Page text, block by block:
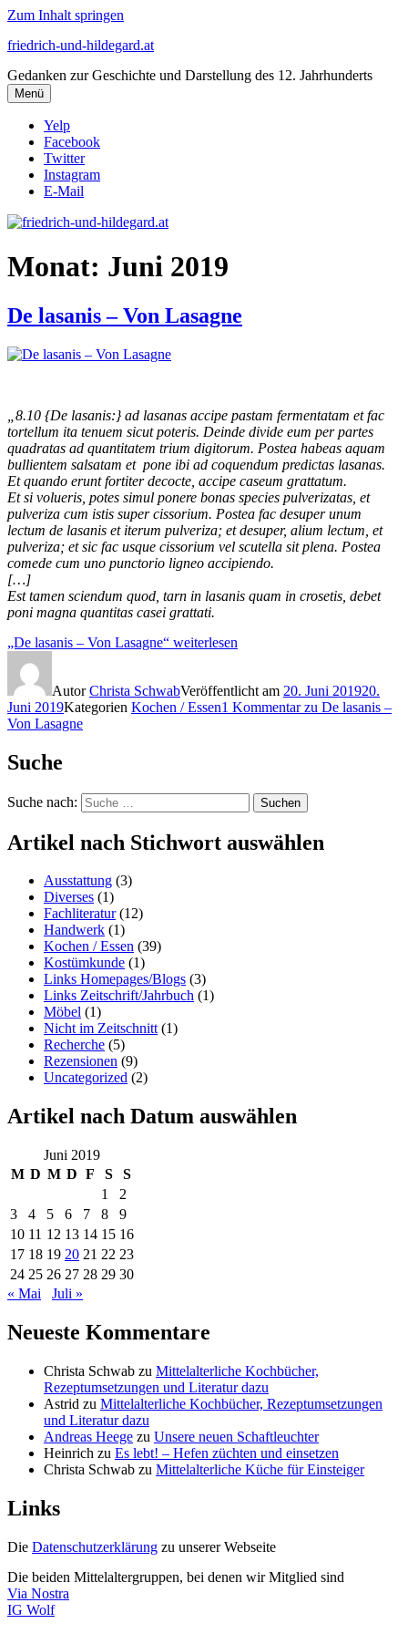
Zum Inhalt springen
friedrich-und-hildegard.at
Gedanken zur Geschichte und Darstellung des 12. Jahrhunderts
Menü
Yelp
Facebook
Twitter
Instagram
E-Mail
Monat: Juni 2019
De lasanis – Von Lasagne
„8.10 {De lasanis:} ad lasanas accipe pastam fermentatam et fac
tortellum ita tenuem sicut poteris. Deinde divide eum per partes
quadratas ad quantitatem trium digitorum. Postea habeas aquam
bullientem salsatam et pone ibi ad coquendum predictas lasanas.
Et quando erunt fortiter decocte, accipe caseum grattatum.
Et si volueris, potes simul ponere bonas species pulverizatas, et
pulveriza cum istis super cissorium. Postea fac desuper unum
lectum de lasanis et iterum pulveriza; et desuper, alium lectum, et
pulveriza; et sic fac usque cissorium vel scutella sit plena. Postea
comede cum uno punctorio ligneo accipiendo.
[…]
Est tamen sciendum quod, tarn in lasanis quam in crosetis, debet
poni magna quantitas casei grattati.
„De lasanis – Von Lasagne“ weiterlesen
AutorChrista SchwabVeröffentlicht am 20. Juni 201920.
Juni 2019Kategorien Kochen / Essen1 Kommentarzu De lasanis –
Von Lasagne
Suche
Suche nach: Suchen
Artikel nach Stichwort auswählen
Ausstattung (3)
Diverses (1)
Fachliteratur(12)
Handwerk (1)
Kochen / Essen (39)
Kostümkunde (1)
Links Homepages/Blogs (3)
Links Zeitschrift/Jahrbuch (1)
Möbel (1)
Nicht im Zeitschnitt(1)
Recherche (5)
Rezensionen (9)
Uncategorized (2)
Artikel nach Datum auswählen
Juni 2019
M D M D F S
S
1
2
3
4 5 6 7 8
9
10 11 12 13 14 15 16
17 18 19 20 21 22 23
24 25 26 27 28 29 30
« Mai
Juli »
Neueste Kommentare
Christa Schwab zu Mittelalterliche Kochbücher,
Rezeptumsetzungen und Literatur dazu
Astrid zu Mittelalterliche Kochbücher, Rezeptumsetzungen
und Literatur dazu
Andreas Heege zu Unsere neuen Schaftleuchter
Heinrich zu Es lebt! – Hefen züchten und einsetzen
Christa Schwab zu Mittelalterliche Küche für Einsteiger
Links
Die Datenschutzerklärung zu unserer Webseite
Die beiden Mittelaltergruppen, bei denen wir Mitglied sind
Via Nostra
IG Wolf